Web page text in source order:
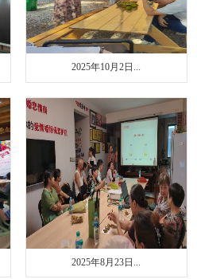
2025年10月2日...
2025年8月23日...